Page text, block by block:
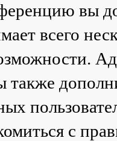
вы
всего
также
с